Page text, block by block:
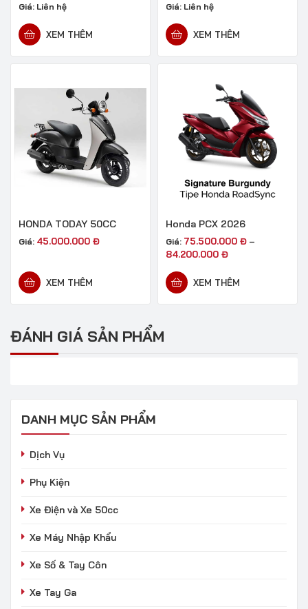
Giá: Liên hệ
XEM THÊM
Giá: Liên hệ
XEM THÊM
HONDA TODAY 50CC
Giá: 45.000.000 Đ
XEM THÊM
Honda PCX 2026
Giá: 75.500.000 Đ –
84.200.000 Đ
XEM THÊM
ĐÁNH GIÁ SẢN PHẨM
DANH MỤC SẢN PHẨM
Dịch Vụ
Phụ Kiện
Xe Điện và Xe 50cc
Xe Máy Nhập Khẩu
Xe Số & Tay Côn
Xe Tay Ga